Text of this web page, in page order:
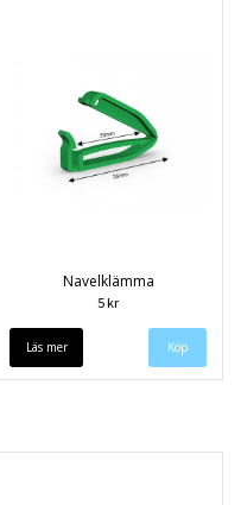
Navelklämma
5 kr
Läs mer Köp